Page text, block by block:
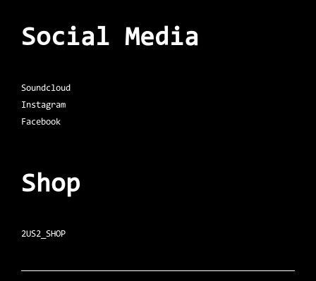
Social Media
Soundcloud
Instagram
Facebook
Shop
2US2_SHOP